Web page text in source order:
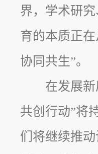
界，学术研
育的本质正
协同共生”。
在发展
共创行动”将
们将继续推